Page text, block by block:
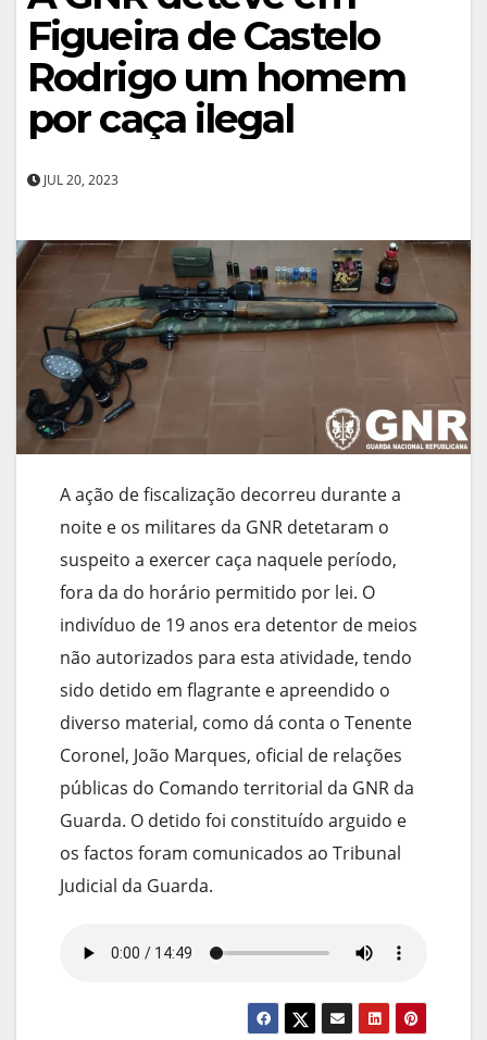
Figueira de Castelo
Rodrigo um homem
por caça ilegal
JUL 20, 2023
A ação de fiscalização decorreu durante a
noite e os militares da GNR detetaram o
suspeito a exercer caça naquele período,
fora da do horário permitido por lei. O
indivíduo de 19 anos era detentor de meios
não autorizados para esta atividade, tendo
sido detido em flagrante e apreendido o
diverso material, como dá conta o Tenente
Coronel, João Marques, oficial de relações
públicas do Comando territorial da GNR da
Guarda. O detido foi constituído arguido e
os factos foram comunicados ao Tribunal
Judicial da Guarda.